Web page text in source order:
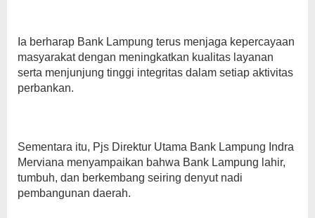
Ia berharap Bank Lampung terus menjaga kepercayaan
masyarakat dengan meningkatkan kualitas layanan
serta menjunjung tinggi integritas dalam setiap aktivitas
perbankan.
Sementara itu, Pjs Direktur Utama Bank Lampung Indra
Merviana menyampaikan bahwa Bank Lampung lahir,
tumbuh, dan berkembang seiring denyut nadi
pembangunan daerah.